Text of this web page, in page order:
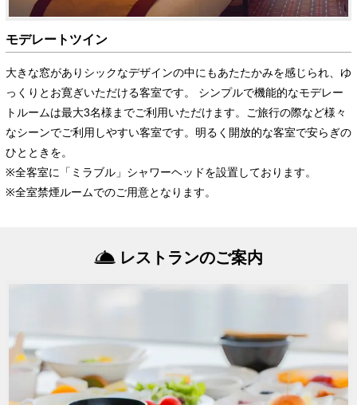
モデレートツイン
大きな窓がありシックなデザインの中にもあたたかみを感じられ、ゆ
っくりとお寛ぎいただける客室です。 シンプルで機能的なモデレー
トルームは最大3名様までご利用いただけます。ご旅行の際など様々
なシーンでご利用しやすい客室です。明るく開放的な客室で安らぎの
ひとときを。
※全客室に「ミラブル」シャワーヘッドを設置しております。
※全室禁煙ルームでのご用意となります。
レストランのご案内